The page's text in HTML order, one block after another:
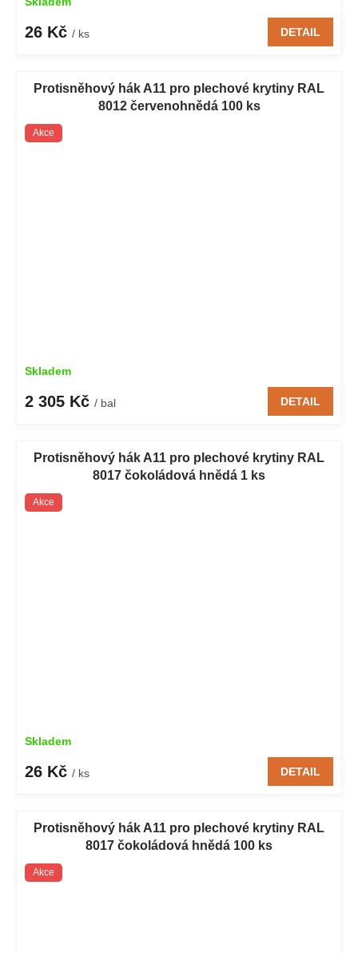
26 Kč / ks DETAIL
Protisněhový hák A11 pro plechové krytiny RAL
8012 červenohnědá 100 ks
Akce
Skladem
2 305 Kč / bal DETAIL
Protisněhový hák A11 pro plechové krytiny RAL
8017 čokoládová hnědá 1 ks
Akce
Skladem
26 Kč / ks DETAIL
Protisněhový hák A11 pro plechové krytiny RAL
8017 čokoládová hnědá 100 ks
Akce